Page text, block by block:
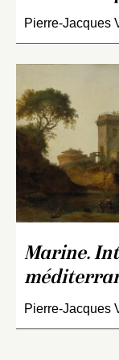
Pierre-Jacques
Marine.
Pierre-Jacques